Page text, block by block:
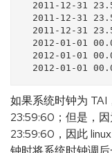
如果系统时钟为
23:59:60；但是，
23:59:60，因此